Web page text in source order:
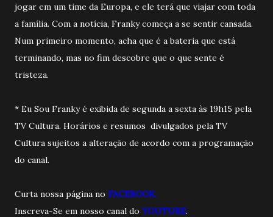
jogar em um time da Europa, e ele terá que viajar com toda
a família. Com a notícia, Franky começa a se sentir cansada.
Num primeiro momento, acha que é a bateria que está
terminando, mas no fim descobre que o que sente é
tristeza.
* Eu Sou Franky é exibida de segunda a sexta às 19h15 pela
TV Cultura. Horários e resumos divulgados pela TV
Cultura sujeitos a alteração de acordo com a programação
do canal.
Curta nossa página no FACEBOOK.
Inscreva-Se em nosso canal do YOUTUBE.